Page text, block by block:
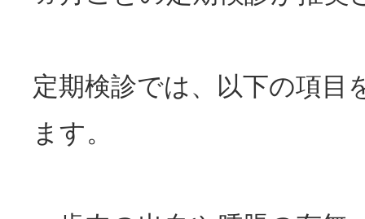
定期検診では、以下の項目
ます。